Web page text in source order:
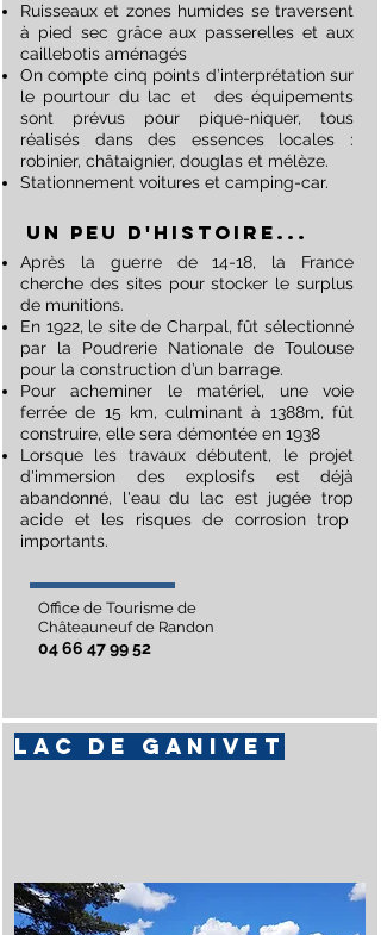
Ruisseaux et zones humides se traversent
à pied sec grâce aux passerelles et aux
caillebotis aménagés
On compte cinq points d’interprétation sur
le pourtour du lac et des équipements
sont prévus pour pique-niquer, tous
réalisés dans des essences locales :
robinier, châtaignier, douglas et mélèze.
Stationnement voitures et camping-car.
Un peu d'HISTOIRE...
Après la guerre de 14-18, la France
cherche des sites pour stocker le surplus
de munitions.
En 1922, le site de Charpal, fût sélectionné
par la Poudrerie Nationale de Toulouse
pour la construction d’un barrage.
Pour acheminer le matériel, une voie
ferrée de 15 km, culminant à 1388m, fût
construire, elle sera démontée en 1938
Lorsque les travaux débutent, le projet
d'immersion des explosifs est déjà
abandonné, l'eau du lac est jugée trop
acide et les risques de corrosion trop
importants.
Office de Tourisme de
Châteauneuf de Randon
04 66 47 99 52
LAC DE GANIVET